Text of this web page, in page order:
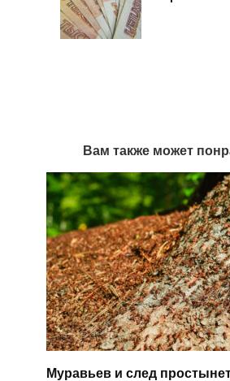
Вам также может
Муравьев и след